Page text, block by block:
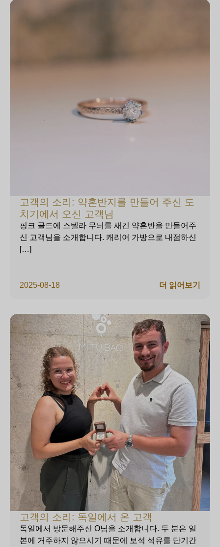
고객의 소리: 약혼반지를 만들어 주신 도
치기에서 오신 고객님
2025-08-18
핑크 골드에 스텔라 무늬를 새긴 약혼반을 만들어주
신 고객님을 소개합니다. 캐리어 가방으로 내점하신
[…]
더 읽어보기
고객의 소리: 독일에서 온 고객
독일에서 방문해주신 O님을 소개합니다. 두 분은 일
본에 거주하지 않으시기 때문에 보석 석유를 단기간